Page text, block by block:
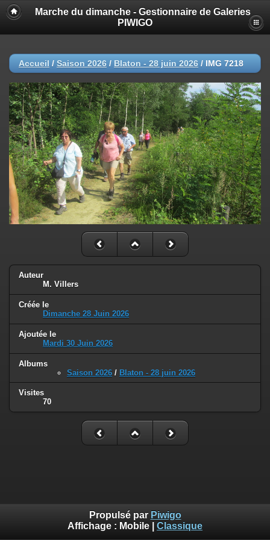
Marche du dimanche - Gestionnaire de Galeries
PIWIGO
Accueil / Saison 2026 / Blaton - 28 juin 2026 / IMG 7218
Auteur
M. Villers
Créée le
Dimanche 28 Juin 2026
Ajoutée le
Mardi 30 Juin 2026
Albums
Saison 2026 / Blaton - 28 juin 2026
Visites
70
Propulsé par Piwigo
Affichage : Mobile Classique